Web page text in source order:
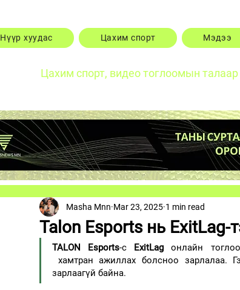
Нүүр хуудас Цахим спорт Мэдээ
Цахим спорт, видео тоглоомын
Talon Esports нь
Masha Mnn Mar 23, 2025 1 min read
TALON Esports-с ExitLag онлайн
хамтран ажиллах болсноо зарлалаа.
зарлаагүй байна.